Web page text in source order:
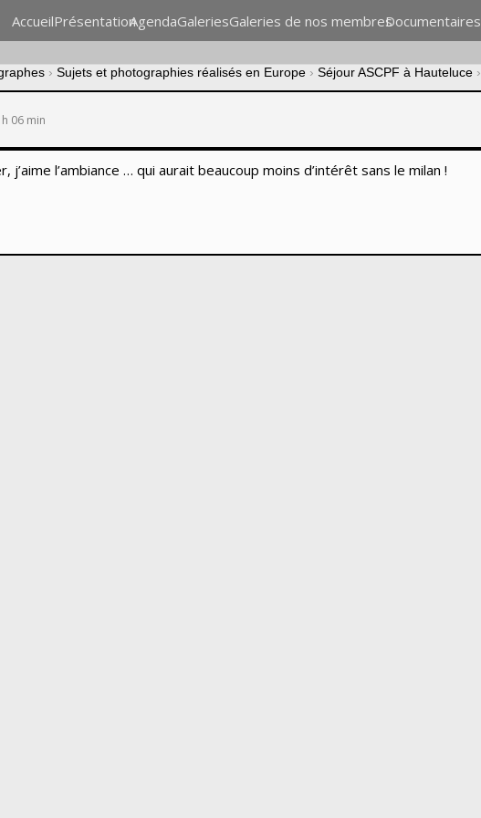
AccueilPrésentationAgendaGaleriesGaleries de nos membresDocumentaires
› Sujets et photographies réalisés en Europe › Séjour ASCPF à Hauteluce ›
06 min
j’aime l’ambiance … qui aurait beaucoup moins d’intérêt sans le milan !